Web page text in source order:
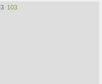
103